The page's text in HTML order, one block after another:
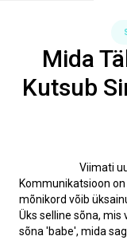
Mida
Kutsub
Viimati
Kommunikatsioon
mõnikord võib
Üks selline sõna,
sõna 'babe', mida